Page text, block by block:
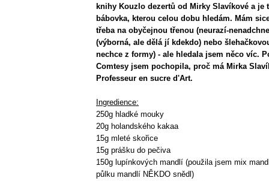
knihy Kouzlo dezertů od Mirky Slavíkové a je
bábovka, kterou celou dobu hledám. Mám
třeba na obyčejnou třenou (neurazí-
(výborná, ale dělá jí kdekdo) nebo
nechce z formy) - ale hledala jsem něco víc.
Comtesy jsem pochopila, proč má Mirka
Professeur en sucre d'Art.
Ingredience:
250g hladké mouky
20g holandského kakaa
15g mleté skořice
15g prášku do pečiva
150g lupínkových mandlí (použila jsem mix
půlku mandlí NĚKDO snědl)